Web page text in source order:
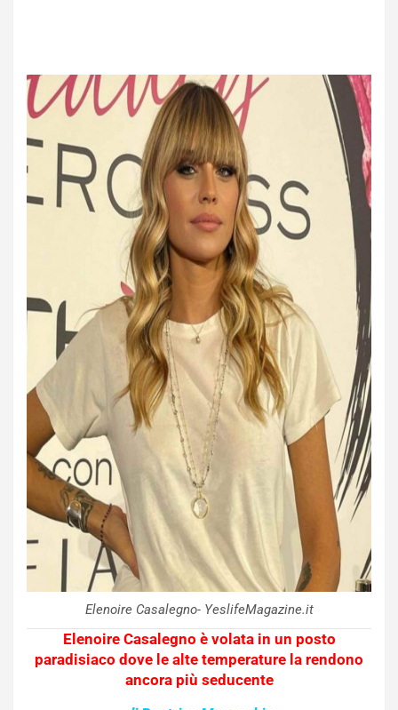
Elenoire Casalegno- YeslifeMagazine.it
Elenoire Casalegno è volata in un posto
paradisiaco dove le alte temperature la rendono
ancora più seducente